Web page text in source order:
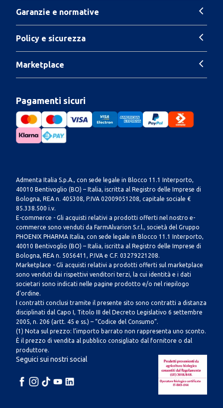
Garanzie e normative
Policy e sicurezza
Marketplace
Pagamenti sicuri
Admenta Italia S.p.A., con sede legale in Blocco 11.1 Interporto,
40010 Bentivoglio (BO) – Italia, iscritta al Registro delle Imprese di
Bologna, REA n. 405308, P.IVA 02009051208, capitale sociale €
85.338.500 i.v.
E-commerce - Gli acquisti relativi a prodotti offerti nel nostro e-
commerce sono venduti da FarmAlvarion S.r.l., società del Gruppo
PHOENIX PHARMA Italia, con sede legale in Blocco 11.1 Interporto,
40010 Bentivoglio (BO) – Italia, iscritta al Registro delle Imprese di
Bologna, REA n. 5056411, P.IVA e C.F. 03279221208.
Marketplace - Gli acquisti relativi a prodotti offerti sul marketplace
sono venduti dai rispettivi venditori terzi, la cui identità e i dati
societari sono indicati nelle pagine prodotto e/o nel riepilogo
d’ordine.
I contratti conclusi tramite il presente sito sono contratti a distanza
disciplinati dal Capo I, Titolo III del Decreto Legislativo 6 settembre
2005, n. 206 (artt. 45 e ss.) – “Codice del Consumo”.
(1) Nota sul prezzo: l’importo barrato non rappresenta uno sconto.
È il prezzo di vendita al pubblico consigliato dal fornitore o dal
produttore.
Seguici sui nostri social